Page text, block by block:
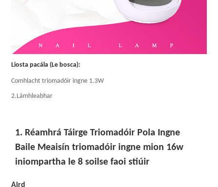
Liosta pacála (Le bosca):
Comhlacht triomadóir ingne 1.3W
2.Lámhleabhar
1. Réamhrá Táirge Triomadóir Pola Ingne
Baile Meaisín triomadóir ingne mion 16w
iniompartha le 8 soilse faoi stiúir
Aird